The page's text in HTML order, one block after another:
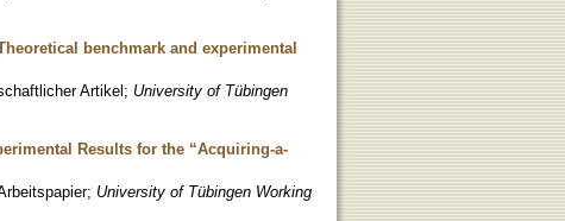
benchmark and experimental
Artikel; University of Tübingen
Results for the “Acquiring-a-
; University of Tübingen Working